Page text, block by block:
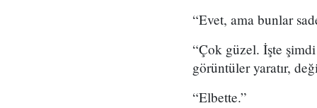
“Evet, ama bunlar
“Çok güzel. İşte şimdi
görüntüler yaratır,
“Elbette.”